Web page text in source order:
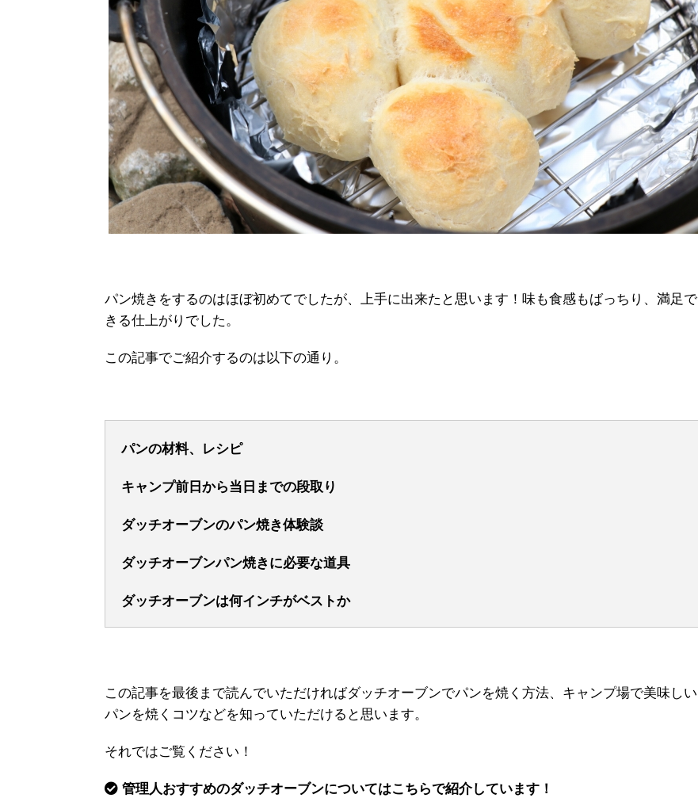
パン焼きをするのはほぼ初めてでしたが、上手に出来たと思います！味も食感もばっちり、満足で
きる仕上がりでした。
この記事でご紹介するのは以下の通り。
パンの材料、レシピ
キャンプ前日から当日までの段取り
ダッチオーブンのパン焼き体験談
ダッチオーブンパン焼きに必要な道具
ダッチオーブンは何インチがベストか
この記事を最後まで読んでいただければダッチオーブンでパンを焼く方法、キャンプ場で美味しい
パンを焼くコツなどを知っていただけると思います。
それではご覧ください！
管理人おすすめのダッチオーブンについてはこちらで紹介しています！